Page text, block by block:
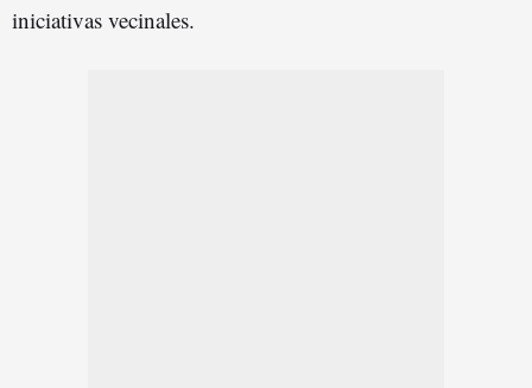
iniciativas vecinales.